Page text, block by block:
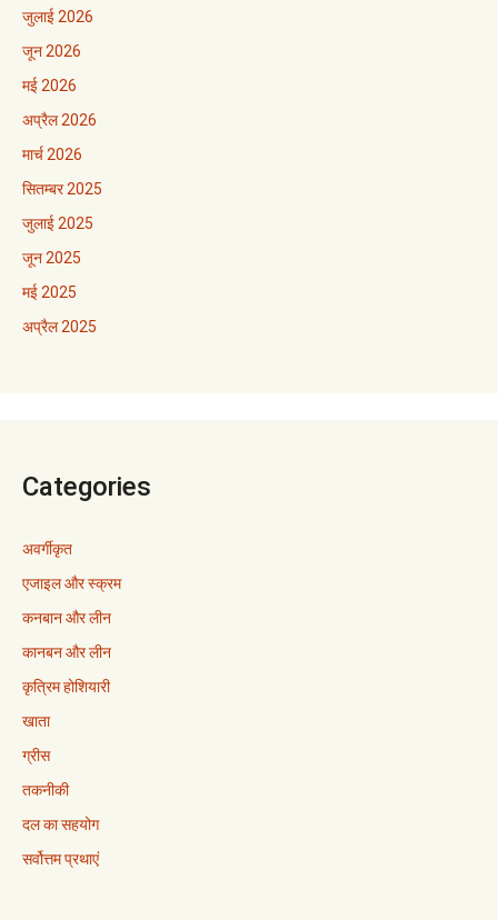
जुलाई 2026
जून 2026
मई 2026
अप्रैल 2026
मार्च 2026
सितम्बर 2025
जुलाई 2025
जून 2025
मई 2025
अप्रैल 2025
Categories
अवर्गीकृत
एजाइल और स्क्रम
कनबान और लीन
कानबन और लीन
कृत्रिम होशियारी
खाता
ग्रीस
तकनीकी
दल का सहयोग
सर्वोत्तम प्रथाएं